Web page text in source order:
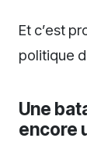
Et c’est
politique
Une
encore